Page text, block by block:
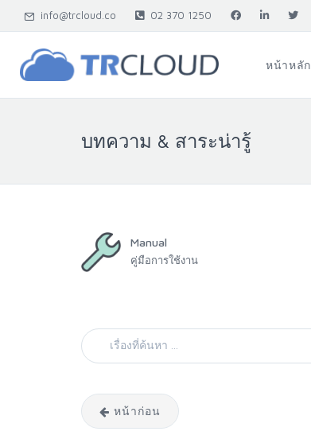
info@trcloud.co 02 370 1250
หน้าหลัก
บทความ & สาระน่ารู้
Manual
คู่มือการใช้งาน
หน้าก่อน